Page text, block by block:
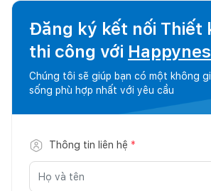
Đăng ký kết nối Thiết
thi công với
Chúng tôi sẽ giúp bạn có một không
sống phù hợp nhất với yêu cầu
Thông tin liên hệ *